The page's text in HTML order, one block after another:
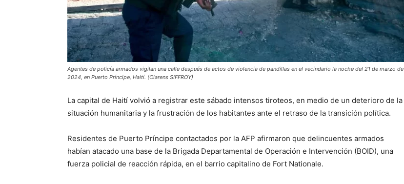
Agentes de policía armados vigilan una calle después de actos de violencia de pandillas en el vecindario la noche del 21 de marzo de
2024, en Puerto Príncipe, Haití. (Clarens SIFFROY)
La capital de Haití volvió a registrar este sábado intensos tiroteos, en medio de un deterioro de la
situación humanitaria y la frustración de los habitantes ante el retraso de la transición política.
Residentes de Puerto Príncipe contactados por la AFP afirmaron que delincuentes armados
habían atacado una base de la Brigada Departamental de Operación e Intervención (BOID), una
fuerza policial de reacción rápida, en el barrio capitalino de Fort Nationale.